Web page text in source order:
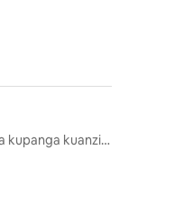
Nyumba za kupanga kuanzia mwezi mmoja